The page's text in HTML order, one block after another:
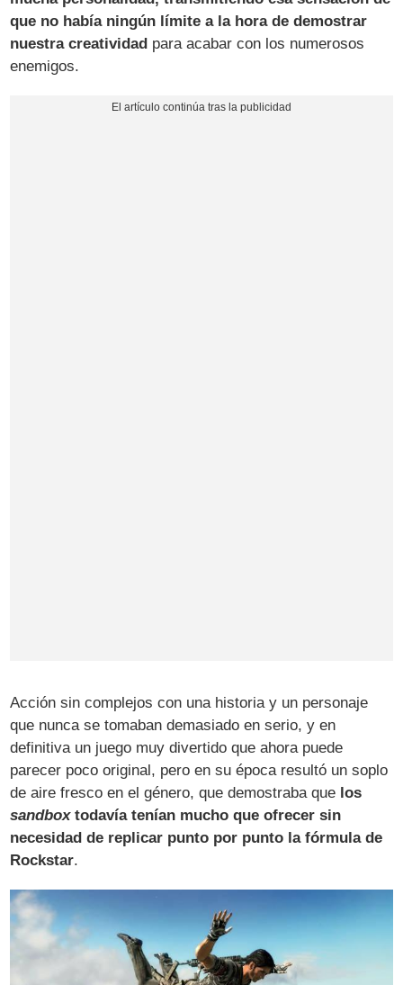
que no había ningún límite a la hora de demostrar
nuestra creatividad para acabar con los numerosos
enemigos.
Acción sin complejos con una historia y un personaje
que nunca se tomaban demasiado en serio, y en
definitiva un juego muy divertido que ahora puede
parecer poco original, pero en su época resultó un soplo
de aire fresco en el género, que demostraba que los
sandboxtodavía tenían mucho que ofrecer sin
necesidad de replicar punto por punto la fórmula de
Rockstar.